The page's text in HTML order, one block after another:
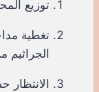
توزيع
تغطية
الجراثيم